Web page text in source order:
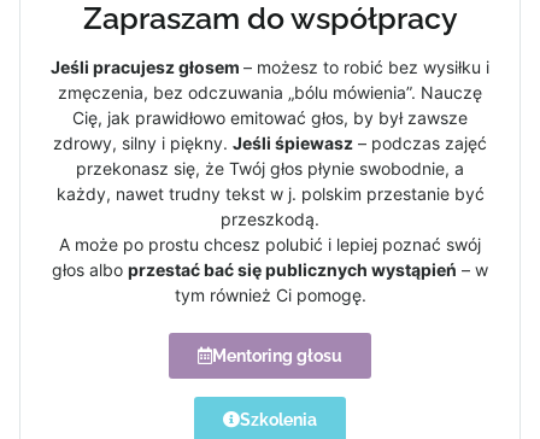
Zapraszam do współpracy
Jeśli pracujesz głosem – możesz to robić bez wysiłku i
zmęczenia, bez odczuwania „bólu mówienia”. Nauczę
Cię, jak prawidłowo emitować głos, by był zawsze
zdrowy, silny i piękny. Jeśli śpiewasz – podczas zajęć
przekonasz się, że Twój głos płynie swobodnie, a
każdy, nawet trudny tekst w j. polskim przestanie być
przeszkodą.
A może po prostu chcesz polubić i lepiej poznać swój
głos albo przestać bać się publicznych wystąpień – w
tym również Ci pomogę.
Mentoring głosu
Szkolenia